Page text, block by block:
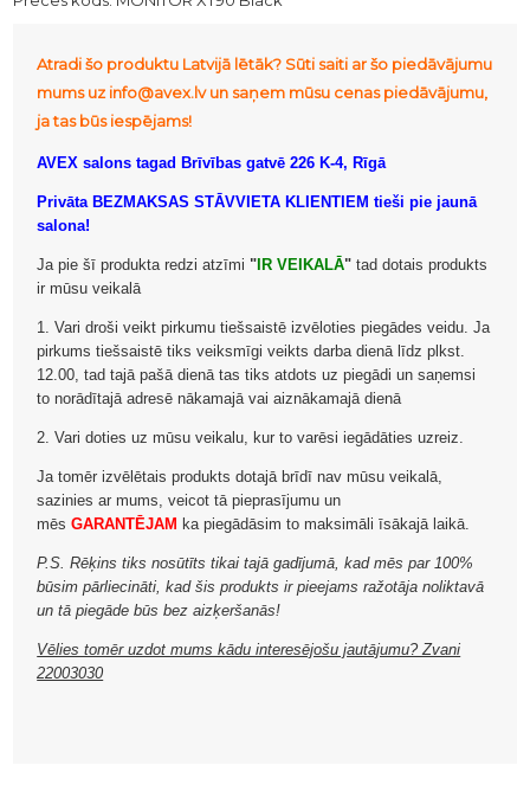
Atradi šo produktu Latvijā lētāk? Sūti saiti ar šo piedāvājumu
mums uz info@avex.lv un saņem mūsu cenas piedāvājumu,
ja tas būs iespējams!
AVEX salons tagad Brīvības gatvē 226 K-4, Rīgā
Privāta BEZMAKSAS STĀVVIETA KLIENTIEM tieši pie jaunā
salona!
Ja pie šī produkta redzi atzīmi " IR VEIKALĀ" tad dotais produkts
ir mūsu veikalā
1. Vari droši veikt pirkumu tiešsaistē izvēloties piegādes veidu. Ja
pirkums tiešsaistē tiks veiksmīgi veikts darba dienā līdz plkst.
12.00, tad tajā pašā dienā tas tiks atdots uz piegādi un saņemsi
to norādītajā adresē nākamajā vai aiznākamajā dienā
2. Vari doties uz mūsu veikalu, kur to varēsi iegādāties uzreiz.
Ja tomēr izvēlētais produkts dotajā brīdī nav mūsu veikalā,
sazinies ar mums, veicot tā pieprasījumu un
mēsGARANTĒJAM ka piegādāsim to maksimāli īsākajā laikā.
P.S. Rēķins tiks nosūtīts tikai tajā gadījumā, kad mēs par 100%
būsim pārliecināti, kad šis produkts ir pieejams ražotāja noliktavā
un tā piegāde būs bez aizķeršanās!
Vēlies tomēr uzdot mums kādu interesējošu jautājumu? Zvani
22003030